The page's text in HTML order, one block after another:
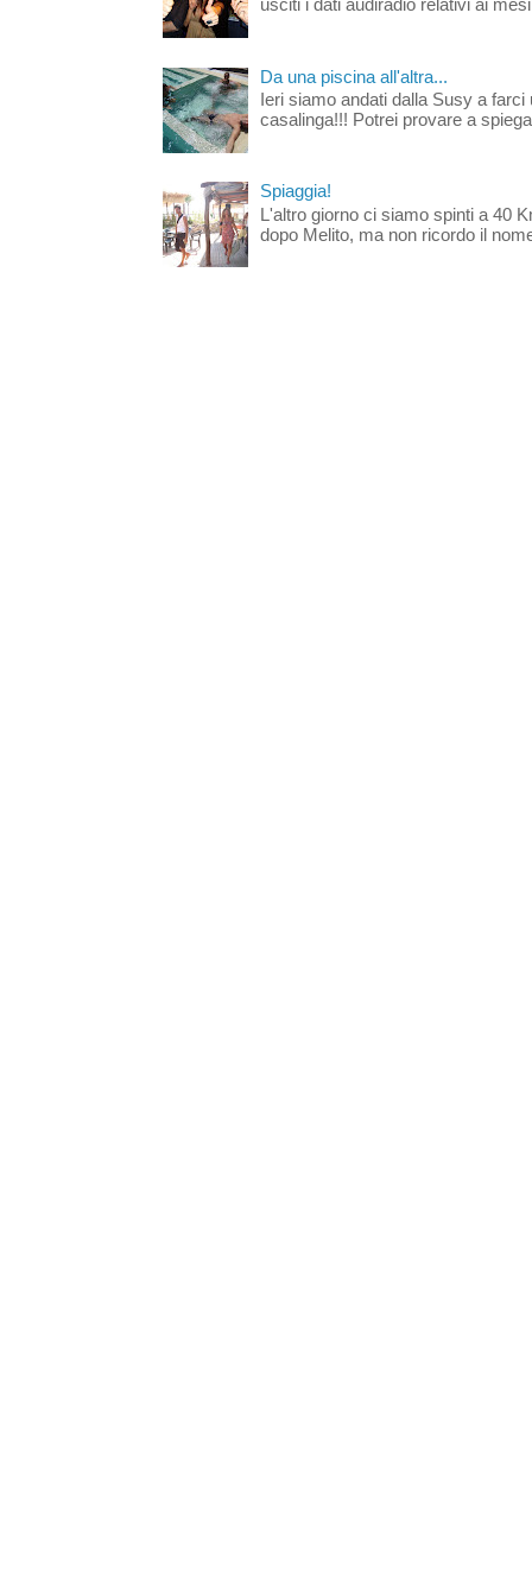
usciti i dati audiradio relativi ai
Da una piscina all'altra...
Ieri siamo andati dalla Susy a
casalinga!!! Potrei provare a
Spiaggia!
L'altro giorno ci siamo spinti a 40
dopo Melito, ma non ricordo il